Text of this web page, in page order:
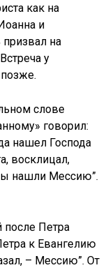
как на
и
призвал на
у
слове
говорил:
нашел Господа
восклицал,
нашли Мессию”.
после Петра
к Евангелию
– Мессию”. От